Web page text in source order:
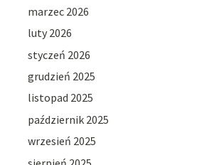
marzec 2026
luty 2026
styczeń 2026
grudzień 2025
listopad 2025
październik 2025
wrzesień 2025